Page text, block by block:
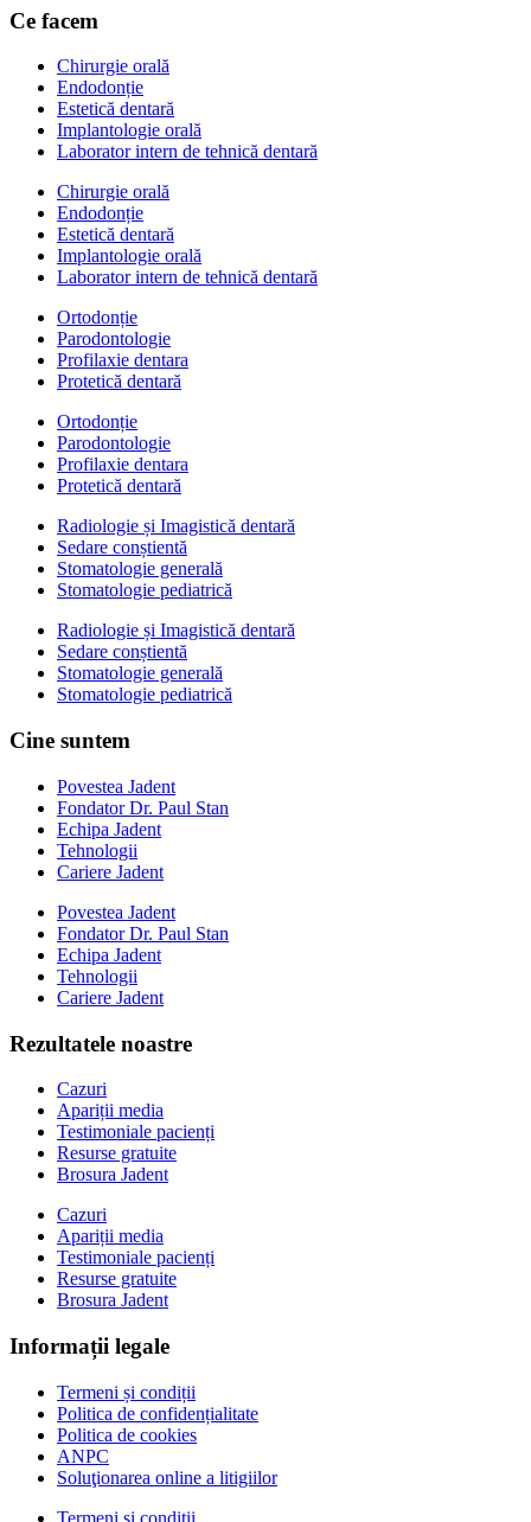
Ce facem
Chirurgie orală
Endodonție
Estetică dentară
Implantologie orală
Laborator intern de tehnică dentară
Chirurgie orală
Endodonție
Estetică dentară
Implantologie orală
Laborator intern de tehnică dentară
Ortodonție
Parodontologie
Profilaxie dentara
Protetică dentară
Ortodonție
Parodontologie
Profilaxie dentara
Protetică dentară
Radiologie și Imagistică dentară
Sedare conștientă
Stomatologie generală
Stomatologie pediatrică
Radiologie și Imagistică dentară
Sedare conștientă
Stomatologie generală
Stomatologie pediatrică
Cine suntem
Povestea Jadent
Fondator Dr. Paul Stan
Echipa Jadent
Tehnologii
Cariere Jadent
Povestea Jadent
Fondator Dr. Paul Stan
Echipa Jadent
Tehnologii
Cariere Jadent
Rezultatele noastre
Cazuri
Apariții media
Testimoniale pacienți
Resurse gratuite
Brosura Jadent
Cazuri
Apariții media
Testimoniale pacienți
Resurse gratuite
Brosura Jadent
Informații legale
Termeni și condiții
Politica de confidențialitate
Politica de cookies
ANPC
Soluţionarea online a litigiilor
Termeni și condiții